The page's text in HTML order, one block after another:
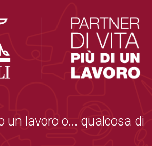
un lavoro o... qualcosa di